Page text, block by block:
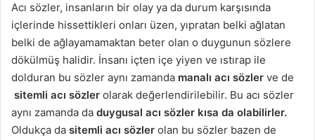
Acı sözler, insanların bir olay ya da durum karşısında
içlerinde hissettikleri onları üzen, yıpratan belki ağlatan
belki de ağlayamamaktan beter olan o duygunun sözlere
dökülmüş halidir. İnsanı içten içe yiyen ve ıstırap ile
dolduran bu sözler aynı zamanda manalı acı sözler ve de
sitemli acı sözler olarak değerlendirilebilir. Bu acı sözler
aynı zamanda da duygusal acı sözler kısa da olabilirler.
Oldukça da sitemli acı sözler olan bu sözler bazen de